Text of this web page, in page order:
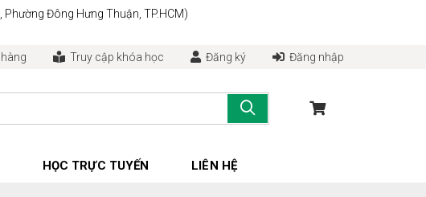
Đông Hưng Thuận, TP.HCM)
Truy cập khóa học Đăng ký Đăng nhập
HỌC TRỰC TUYẾN LIÊN HỆ